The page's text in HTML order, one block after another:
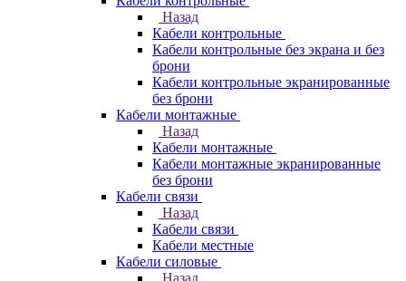
Назад
Кабели контрольные
Кабели контрольные без экрана и без
брони
Кабели контрольные экранированные
без брони
Кабели монтажные
Назад
Кабели монтажные
Кабели монтажные экранированные
без брони
Кабели связи
Назад
Кабели связи
Кабели местные
Кабели силовые
Назад